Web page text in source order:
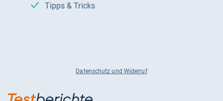
Tipps & Tricks
Datenschutz und Widerruf